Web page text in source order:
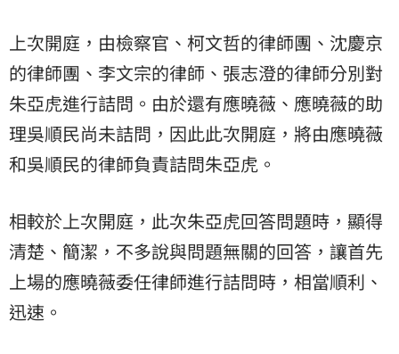
上次開庭，由檢察官、柯文哲的律師團、沈慶京
的律師團、李文宗的律師、張志澄的律師分別對
朱亞虎進行詰問。由於還有應曉薇、應曉薇的助
理吳順民尚未詰問，因此此次開庭，將由應曉薇
和吳順民的律師負責詰問朱亞虎。
相較於上次開庭，此次朱亞虎回答問題時，顯得
清楚、簡潔，不多說與問題無關的回答，讓首先
上場的應曉薇委任律師進行詰問時，相當順利、
迅速。